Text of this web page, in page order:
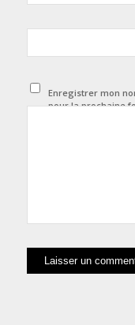
Enregistrer mon
pour la prochaine